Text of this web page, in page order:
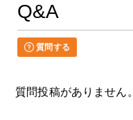
Q&A
質問する
質問投稿がありません